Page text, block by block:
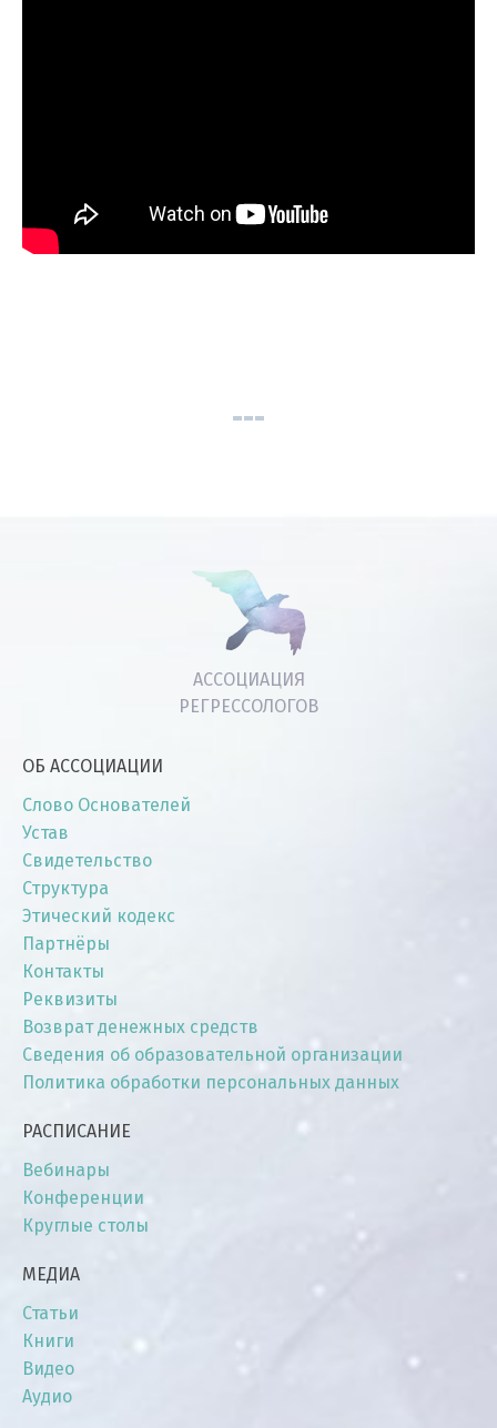
АССОЦИАЦИЯ
РЕГРЕССОЛОГОВ
ОБ АССОЦИАЦИИ
Слово Основателей
Устав
Свидетельство
Структура
Этический кодекс
Партнёры
Контакты
Реквизиты
Возврат денежных средств
Сведения об образовательной организации
Политика обработки персональных данных
РАСПИСАНИЕ
Вебинары
Конференции
Круглые столы
МЕДИА
Статьи
Книги
Видео
Аудио